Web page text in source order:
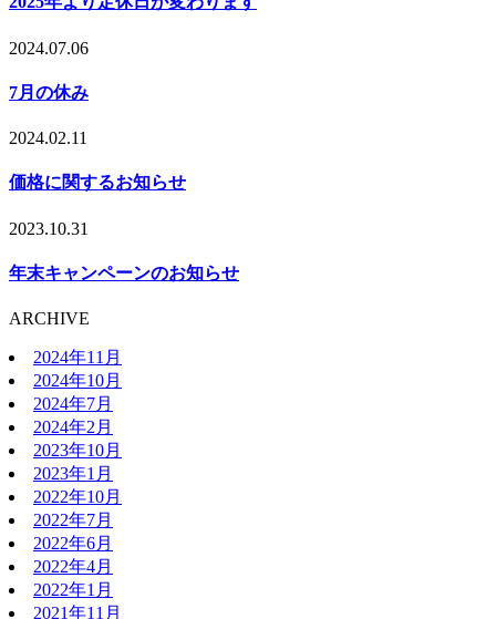
2024.07.06
7月の休み
2024.02.11
価格に関するお知らせ
2023.10.31
年末キャンペーンのお知らせ
ARCHIVE
2024年11月
2024年10月
2024年7月
2024年2月
2023年10月
2023年1月
2022年10月
2022年7月
2022年6月
2022年4月
2022年1月
2021年11月